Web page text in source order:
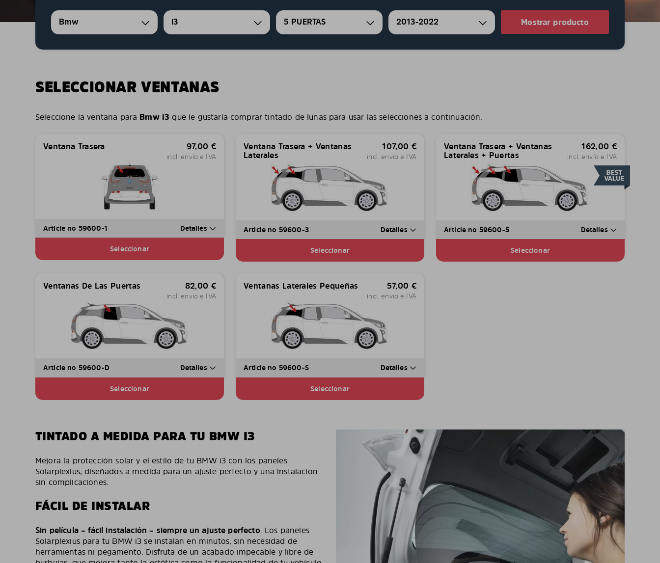
Bmw i3 5 PUERTAS 2013-2022 Mostrar producto
SELECCIONAR VENTANAS
Seleccione la ventana para Bmw i3 que le gustaría comprar tintado de lunas para usar las selecciones a continuación.
Ventana Trasera 97,00 €
incl. envío e IVA
Article no 59600-1 Detalles
Seleccionar
Ventana Trasera + Ventanas
Laterales
107,00 €
incl. envío e IVA
Article no 59600-3 Detalles
Seleccionar
Ventana Trasera + Ventanas
Laterales + Puertas
162,00 €
incl. envío e IVA
Article no 59600-5 Detalles
Seleccionar
Ventanas De Las Puertas 82,00 €
incl. envío e IVA
Article no 59600-D Detalles
Seleccionar
Ventanas Laterales Pequeñas 57,00 €
incl. envío e IVA
Article no 59600-S Detalles
Seleccionar
TINTADO A MEDIDA PARA TU BMW I3
Mejora la protección solar y el estilo de tu BMW i3 con los paneles
Solarplexius, diseñados a medida para un ajuste perfecto y una instalación
sin complicaciones.
FÁCIL DE INSTALAR
Sin película – fácil instalación – siempre un ajuste perfecto. Los paneles
Solarplexius para tu BMW i3 se instalan en minutos, sin necesidad de
herramientas ni pegamento. Disfruta de un acabado impecable y libre de